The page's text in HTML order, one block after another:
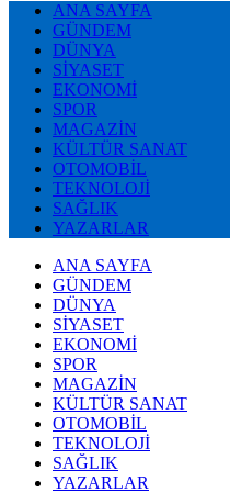
ANA SAYFA
GÜNDEM
DÜNYA
SİYASET
EKONOMİ
SPOR
MAGAZİN
KÜLTÜR SANAT
OTOMOBİL
TEKNOLOJİ
SAĞLIK
YAZARLAR
ANA SAYFA
GÜNDEM
DÜNYA
SİYASET
EKONOMİ
SPOR
MAGAZİN
KÜLTÜR SANAT
OTOMOBİL
TEKNOLOJİ
SAĞLIK
YAZARLAR